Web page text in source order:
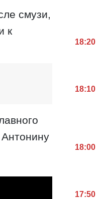
смузи,
к
18:20
18:10
18:00
17:50